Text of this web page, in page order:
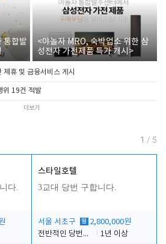
통합발
<야놀자 MRO, 숙박업소 위한 삼
성전자 가전제품 특가 개시>
휴 및 금융서비스 게시
위 19건 적발
더보기
1 / 5
다.
스타일호텔
3교대 당번 구합니다.
서울 서초구 월 2,800,000원
전반적인 당번업무
1년 이상